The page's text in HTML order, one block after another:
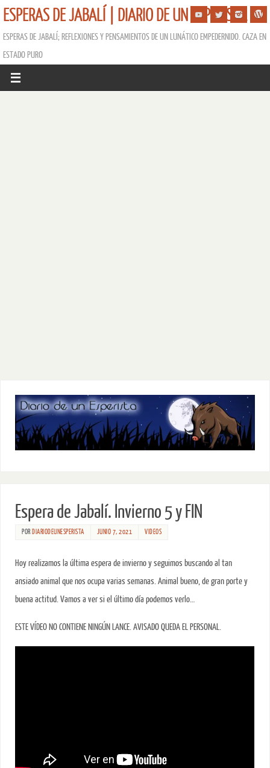
ESPERAS DE JABALÍ | DIARIO DE UN ESPERISTA
ESPERAS DE JABALÍ; REFLEXIONES Y PENSAMIENTOS DE UN LUNÁTICO EMPEDERNIDO. CAZA EN
ESTADO PURO
Espera de Jabalí. Invierno 5 y FIN
POR DIARIODEUNESPERISTA JUNIO 7, 2021 VIDEOS
Hoy realizamos la última espera de invierno y seguimos buscando al tan
ansiado animal que nos ocupa varias semanas. Animal bueno, de gran porte y
buena actitud. Vamos a ver si el último día podemos verlo…
ESTE VÍDEO NO CONTIENE NINGÚN LANCE. AVISADO QUEDA EL PERSONAL.